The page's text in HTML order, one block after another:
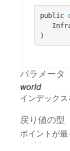
public
)
パラメータ
world
インデック
戻り値の型
ポイントが
double イン